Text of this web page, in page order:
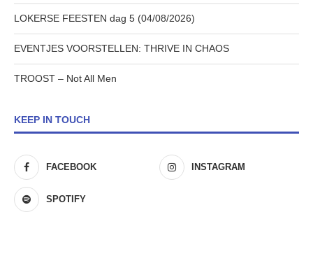
LOKERSE FEESTEN dag 5 (04/08/2026)
EVENTJES VOORSTELLEN: THRIVE IN CHAOS
TROOST – Not All Men
KEEP IN TOUCH
FACEBOOK INSTAGRAM
SPOTIFY